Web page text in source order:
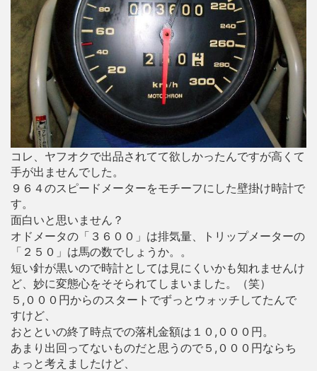
コレ、ヤフオクで出品されてて欲しかったんですが高くて
手が出ませんでした。
９６４のスピードメーターをモチーフにした壁掛け時計で
す。
面白いと思いません？
オドメータの「３６００」は排気量、トリップメーターの
「２５０」は馬の数でしょうか。。
短い針が黒いので時計としては見にくいかも知れませんけ
ど、妙に変態心をそそられてしまいました。（笑）
５,０００円からのスタートでずっとウォッチしてたんで
すけど、
おとといの終了時点での落札金額は１０,０００円。
あまり出回ってないものだと思うので５,０００円ならち
ょっと考えましたけど、